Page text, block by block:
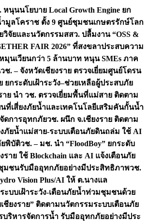
หนุนนโยบาย Local Growth Engine ยก
มูลโคราช ตั้ง 9 ศูนย์ชุมชนเกษตรรักษ์โลก
วิจัยและนวัตกรรมสสว. ปลื้มงาน “OSS &
FAIR 2026” ที่สงขลาประสบความ
หมุนเวียนกว่า 5 ล้านบาท หนุน SMEs ภาค
วช. – จังหวัดเชียงราย ตรวจเยี่ยมศูนย์โดรน
กระดับเฝ้าระวัง–ช่วยเหลือผู้ประสบภัย
าย นำ วช. ตรวจเยี่ยมพื้นที่แม่สาย ติดตาม
ที่เสี่ยงภัยน้ำและเทคโนโลยีเสริมคันกั้นน้ำ
ดการอุทกภัยวช. ผนึก จ.เชียงราย ติดตาม
ภัยน้ำแม่สาย-ระบบเตือนภัยดินถล่ม ใช้ AI
พิบัติวช. – มช. นำ “FloodBoy” ยกระดับ
ราย ใช้ Blockchain และ AI แจ้งเตือนภัย
มชนรับมืออุทกภัยอย่างมีประสิทธิภาพวช.
Vision Plus/AI ให้ ต.นางแล
ะบบเฝ้าระวัง-เตือนภัยน้ำท่วมชุมชนด้วย
ชียงราย” ติดตามนวัตกรรมระบบเตือนภัย
บริหารจัดการน้ำ รับมืออุทกภัยอย่างมีประ